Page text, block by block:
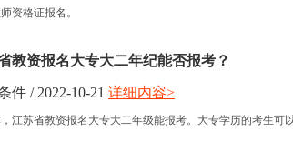
资格证报名。
教资报名大专大二年纪能否报考？
件 / 2022-10-21
江苏省教资报名大专大二年级能报考。大专学历的考生可
详细内容>